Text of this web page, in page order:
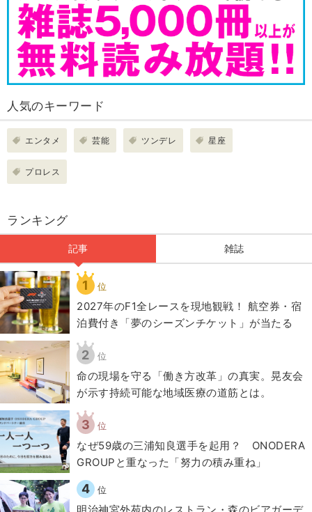
人気のキーワード
エンタメ 芸能 ツンデレ 星座
プロレス
ランキング
記事 雑誌
1 位
2027年のF1全レースを現地観戦！ 航空券・宿
泊費付き「夢のシーズンチケット」が当たる
2 位
​命の現場を守る「働き方改革」の真実。晃友会
が示す持続可能な地域医療の道筋とは。
3 位
なぜ59歳の三浦知良選手を起用？ ONODERA
GROUPと重なった「努力の積み重ね」
4 位